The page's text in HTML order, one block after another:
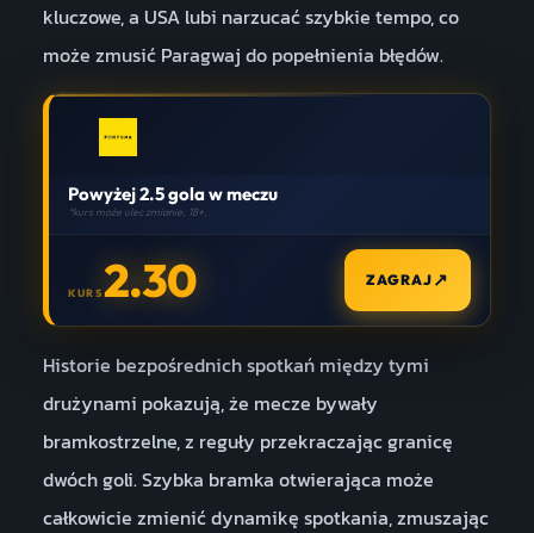
kluczowe, a USA lubi narzucać szybkie tempo, co
może zmusić Paragwaj do popełnienia błędów.
Powyżej 2.5 gola w meczu
*kurs może ulec zmianie. 18+.
KURS2.30 ZAGRAJ ↗
Historie bezpośrednich spotkań między tymi
drużynami pokazują, że mecze bywały
bramkostrzelne, z reguły przekraczając granicę
dwóch goli. Szybka bramka otwierająca może
całkowicie zmienić dynamikę spotkania, zmuszając